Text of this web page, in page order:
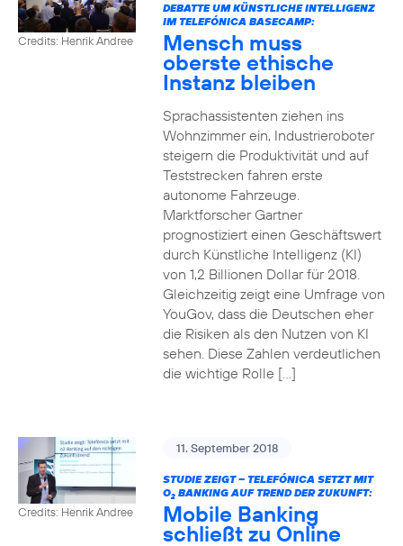
Credits: Henrik Andree
DEBATTE UM KÜNSTLICHE INTELLIGENZ
IM TELEFÓNICA BASECAMP:
Mensch muss
oberste ethische
Instanz bleiben
Sprachassistenten ziehen ins
Wohnzimmer ein, Industrieroboter
steigern die Produktivität und auf
Teststrecken fahren erste
autonome Fahrzeuge.
Marktforscher Gartner
prognostiziert einen Geschäftswert
durch Künstliche Intelligenz (KI)
von 1,2 Billionen Dollar für 2018.
Gleichzeitig zeigt eine Umfrage von
YouGov, dass die Deutschen eher
die Risiken als den Nutzen von KI
sehen. Diese Zahlen verdeutlichen
die wichtige Rolle […]
Credits: Henrik Andree
11. September 2018
STUDIE ZEIGT – TELEFÓNICA SETZT MIT
O2BANKING AUF TREND DER ZUKUNFT:
Mobile Banking
schließt zu Online